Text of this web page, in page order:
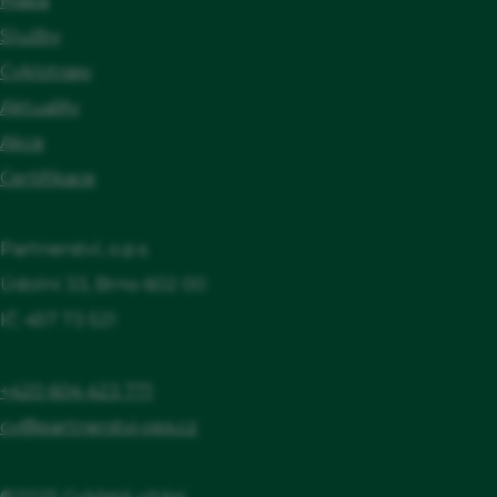
Služby
Cyklotrasy
Aktuality
Akce
Certifikace
Partnerství, o.p.s.
Údolní 33, Brno 602 00
IČ: 457 73 521
+420 604 423 771
cv@partnerstvi-ops.cz